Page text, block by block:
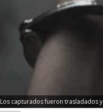
Los capturados fueron trasladados